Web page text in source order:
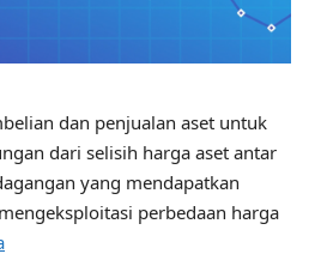
dan penjualan aset untuk
dari selisih harga aset antar
yang mendapatkan
perbedaan harga